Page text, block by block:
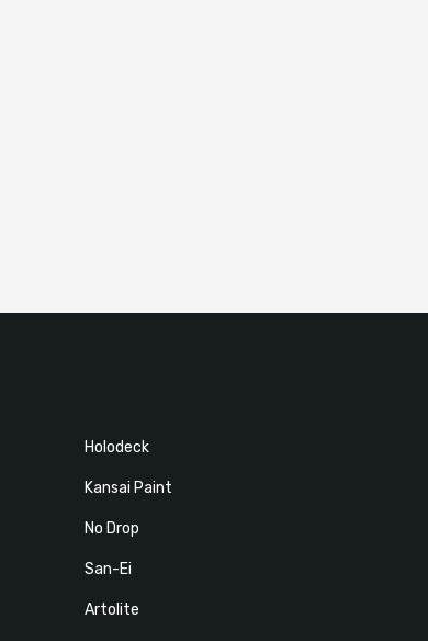
Holodeck
Kansai Paint
No Drop
San-Ei
Artolite